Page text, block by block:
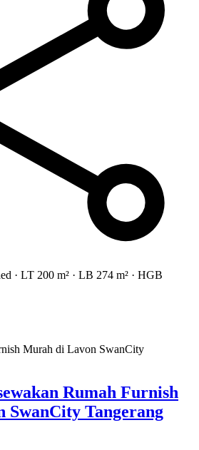
· LT 200 m² · LB 274 m² · HGB
Rumah Furnish
Tangerang